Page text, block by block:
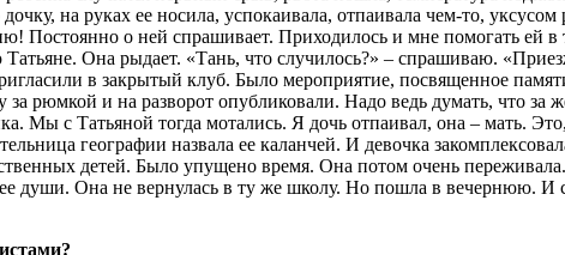
на руках ее носила, успокаивала, отпаивала чем-то,
Постоянно о ней спрашивает. Приходилось и мне помогать ей
Она рыдает. «Тань, что случилось?» – спрашиваю.
в закрытый клуб. Было мероприятие, посвященное
за рюмкой и на разворот опубликовали. Надо ведь думать, что
Мы с Татьяной тогда мотались. Я дочь отпаивал, она –
географии назвала ее каланчей. И девочка
детей. Было упущено время. Она потом очень
ее души. Она не вернулась в ту же школу. Но пошла в вечернюю. И